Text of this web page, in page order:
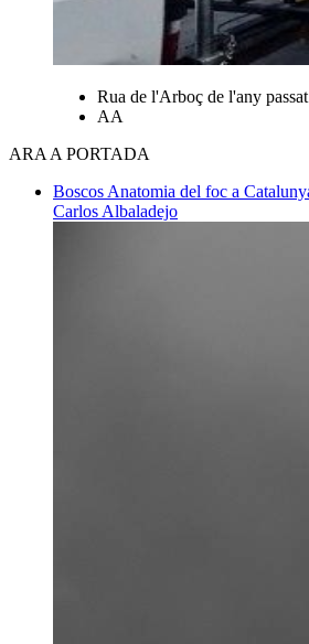
Rua de l'Arboç de l'any
AA
ARA A PORTADA
Boscos Anatomia del foc a
Carlos Albaladejo